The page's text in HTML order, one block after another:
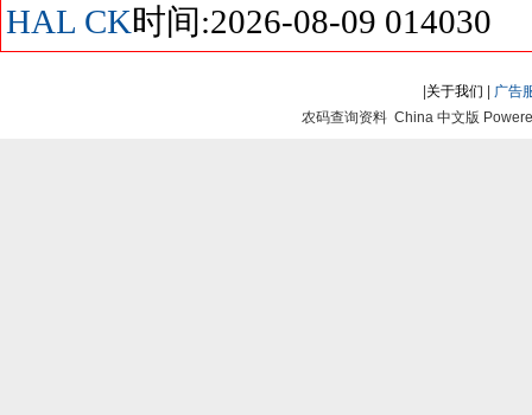
HAL CK时间:2026-08-09 014030
关于我们
广告
农码查询资料 China 中文版